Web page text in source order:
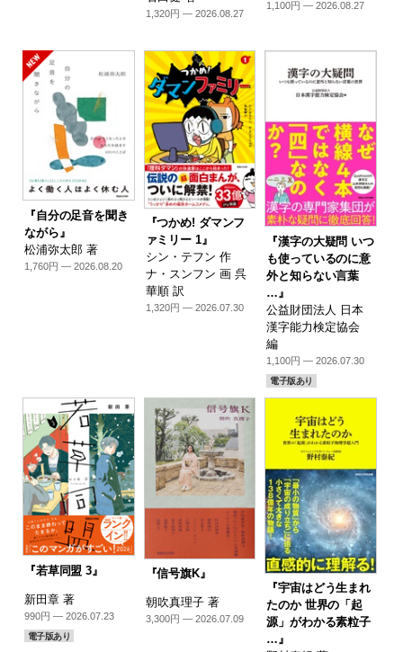
1,320円 — 2026.08.27
1,100円 — 2026.08.27
『自分の足音を聞き
ながら』
松浦弥太郎 著
1,760円 — 2026.08.20
『つかめ! ダマンフ
ァミリー 1』
シン・テフン 作
ナ・スンフン 画 呉
華順 訳
1,320円 — 2026.07.30
『漢字の大疑問 いつ
も使っているのに意
外と知らない言葉
…』
公益財団法人 日本
漢字能力検定協会
編
1,100円 — 2026.07.30
電子版あり
『若草同盟 3』
新田章 著
990円 — 2026.07.23
電子版あり
『信号旗K』
朝吹真理子 著
3,300円 — 2026.07.09
『宇宙はどう生まれ
たのか 世界の「起
源」がわかる素粒子
…』